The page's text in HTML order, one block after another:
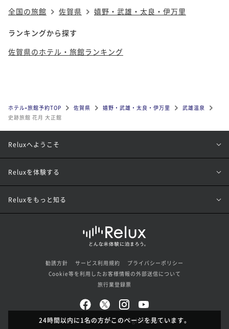
24時間以内に1名の方がこのページを見ています。
全国の旅館
佐賀県 嬉野・武雄・太良・伊万里
ランキングから探す
佐賀県のホテル・旅館ランキング
ホテル•旅館予約TOP 佐賀県 嬉野・武雄・太良・伊万里
武雄温泉
史跡旅館 花月 大正館
Reluxへようこそ
Reluxを体験する
Reluxをもっと知る
勧誘方針 サービス利用規約
プライバシーポリシー
Cookie等を利用したお客様情報の外部送信について
旅行業登録票
© Loco Partners Inc. All rights reserved.